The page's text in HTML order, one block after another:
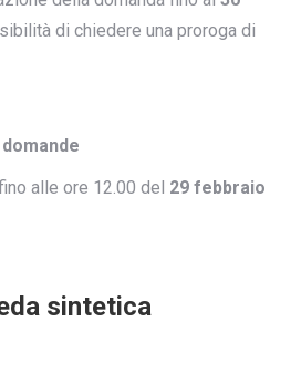
di chiedere una proroga di
alle ore 12.00 del 29 febbraio
sintetica